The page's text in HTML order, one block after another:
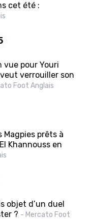
cet été :
vue pour Youri
verrouiller son
Foot Anglais
Magpies prêts à
Khannouss en
objet d’un duel
? - Mercato Foot